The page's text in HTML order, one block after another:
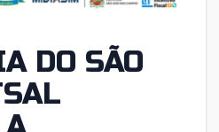
DO SÃO